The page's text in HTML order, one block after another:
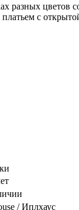
разных
с
/ Иплхаус